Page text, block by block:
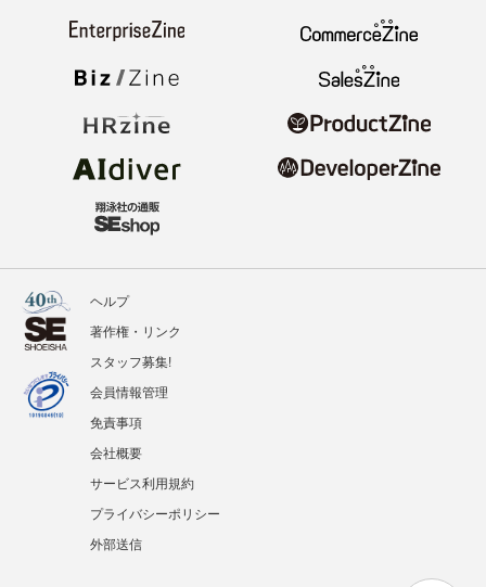
ヘルプ
著作権・リンク
スタッフ募集!
会員情報管理
免責事項
会社概要
サービス利用規約
プライバシーポリシー
外部送信